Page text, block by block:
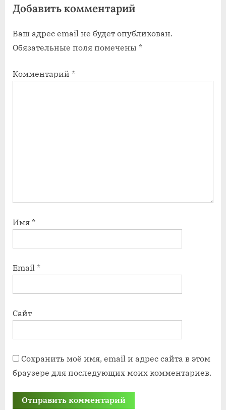
з
п
и
ь
з
п
и
ь
Добавить комментарий
Ваш адрес email не будет опубликован.
Обязательные поля помечены *
Комментарий *
Имя *
Email *
Сайт
Сохранить моё имя, email и адрес сайта в этом
браузере для последующих моих комментариев.